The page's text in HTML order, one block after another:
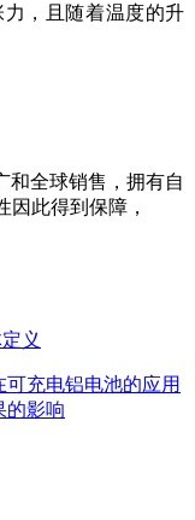
，且随着温度的升
和全球销售，拥有自
因此得到保障，
义
可充电铝电池的应用
的影响